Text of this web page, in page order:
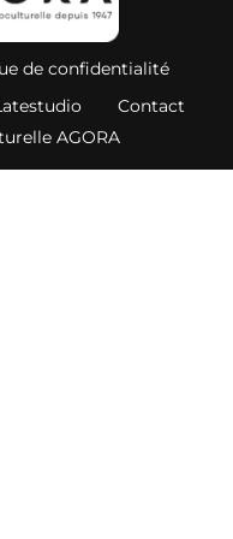
de confidentialité
Contact
AGORA